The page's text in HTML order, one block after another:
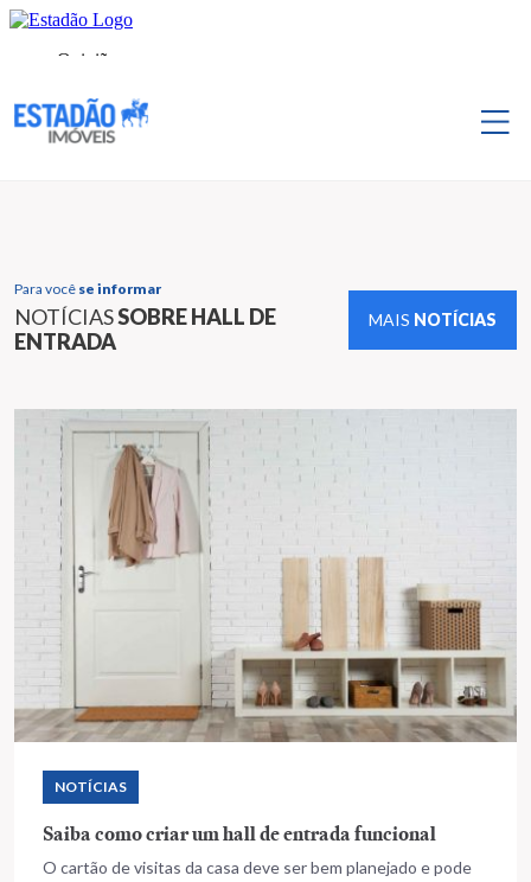
Para você se informar
NOTÍCIASSOBRE HALL DE
ENTRADA
MAIS NOTÍCIAS
NOTÍCIAS
Saiba como criar um hall de entrada funcional
O cartão de visitas da casa deve ser bem planejado e pode